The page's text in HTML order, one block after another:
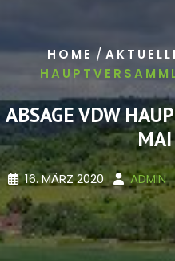
HOME /
ABSAGE VDW
16. MÄRZ 2020 ADMIN